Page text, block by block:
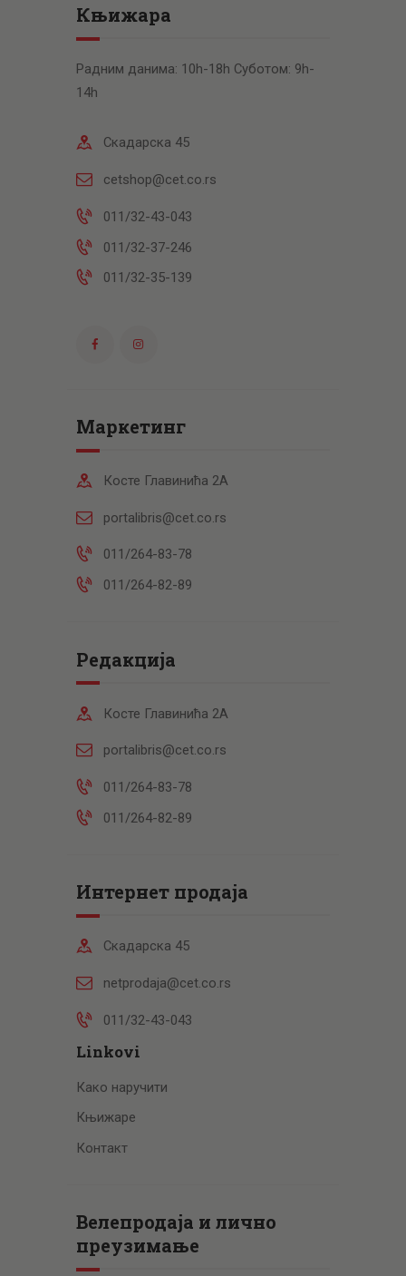
Књижара
Радним данима: 10h-18h Суботом: 9h-
14h
Скадарска 45
cetshop@cet.co.rs
011/32-43-043
011/32-37-246
011/32-35-139
Маркетинг
Косте Главинића 2А
portalibris@cet.co.rs
011/264-83-78
011/264-82-89
Редакција
Косте Главинића 2А
portalibris@cet.co.rs
011/264-83-78
011/264-82-89
Интернет продаја
Скадарска 45
netprodaja@cet.co.rs
011/32-43-043
Linkovi
Како наручити
Књижаре
Контакт
Велепродаја и лично
преузимање